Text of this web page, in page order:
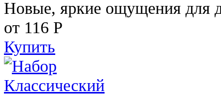
Новые, яркие ощущения для
от 116 Р
Купить